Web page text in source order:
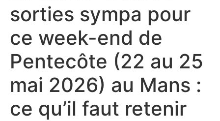
sorties sympa pour
ce week-end de
Pentecôte (22 au 25
mai 2026) au Mans :
ce qu’il faut retenir